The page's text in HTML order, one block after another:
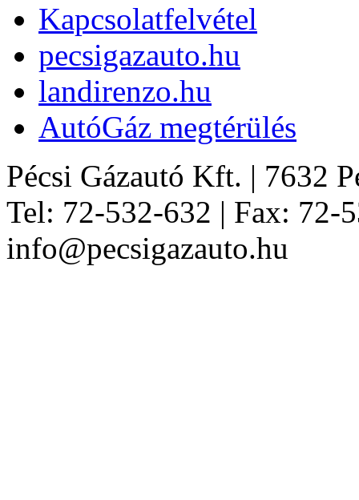
Kapcsolatfelvétel
pecsigazauto.hu
landirenzo.hu
AutóGáz megtérülés
Pécsi Gázautó Kft. | 7632
Tel: 72-532-632 | Fax: 72-
info@pecsigazauto.hu